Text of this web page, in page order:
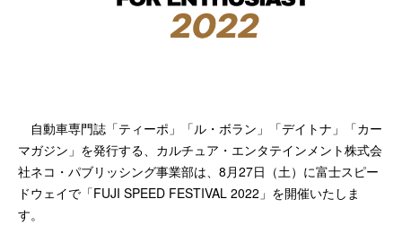
自動車専門誌「ティーポ」「ル・ボラン」「デイトナ」「カー
マガジン」を発行する、カルチュア・エンタテインメント株式会
社ネコ・パブリッシング事業部は、8月27日（土）に富士スピー
ドウェイで「FUJI SPEED FESTIVAL 2022」を開催いたしま
す。